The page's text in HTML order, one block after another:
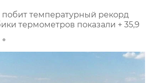
температурный рекорд
термометров показали + 35,9